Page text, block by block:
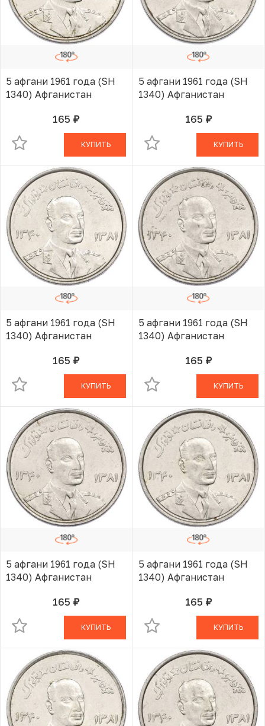
5 афгани 1961 года (SH
1340) Афганистан
165 руб.В КОРЗИНЕ
КУПИТЬ
5 афгани 1961 года (SH
1340) Афганистан
165 руб.В КОРЗИНЕ
КУПИТЬ
5 афгани 1961 года (SH
1340) Афганистан
165 руб.В КОРЗИНЕ
КУПИТЬ
5 афгани 1961 года (SH
1340) Афганистан
165 руб.В КОРЗИНЕ
КУПИТЬ
5 афгани 1961 года (SH
1340) Афганистан
165 руб.В КОРЗИНЕ
КУПИТЬ
5 афгани 1961 года (SH
1340) Афганистан
165 руб.В КОРЗИНЕ
КУПИТЬ